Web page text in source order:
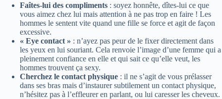
Faîtes-lui des compliments : soyez honnête, dîtes-lui ce que
vous aimez chez lui mais attention à ne pas trop en faire ! Les
hommes le sentent vite quand une fille se force et agit de façon
excessive.
« Eye contact » : n’ayez pas peur de le fixer directement dans
les yeux en lui souriant. Cela renvoie l’image d’une femme qui a
pleinement confiance en elle et qui sait ce qu’elle veut, les
hommes trouvent ça sexy.
Cherchez le contact physique : il ne s’agit de vous prélasser
dans ses bras mais d’instaurer subtilement un contact physique,
n’hésitez pas à l’effleurer en parlant, ou lui caresser les cheveux.